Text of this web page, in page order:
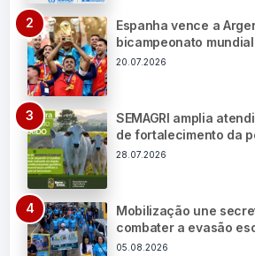
Espanha vence a
bicampeonato mundial
20.07.2026
SEMAGRI amplia
de fortalecimento da
28.07.2026
Mobilização une
combater a evasão
05.08.2026